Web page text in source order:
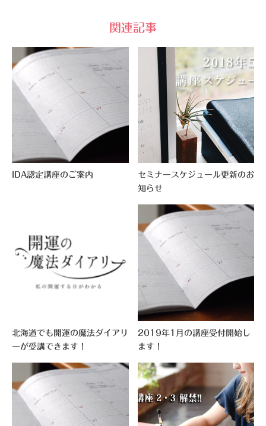
関連記事
IDA認定講座のご案内
セミナースケジュール更新のお
知らせ
北海道でも開運の魔法ダイアリ
ーが受講できます！
2019年1月の講座受付開始し
ます！